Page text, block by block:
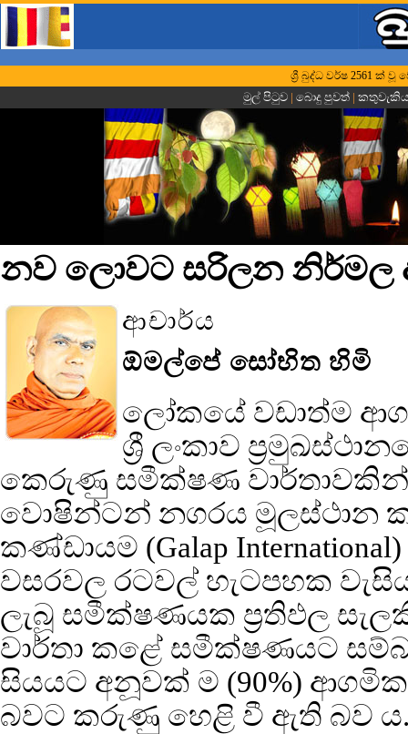
ශ්‍රී බුද්ධ වර්ෂ 2561 ක් වූ
මුල් පිටුව | බොදු පුවත්| කතුවැකිය
නව ලොවට සරිලන නිර්මල
ආචාර්ය
ඕමල්පේ සෝභිත හිමි
ලෝකයේ වඩාත්ම
ශ්‍රී ලංකාව
කෙරුණු සමීක්ෂණ වාර්තාවකින්
වොෂින්ටන් නගරය මූලස්ථාන
කණ්ඩායම (Galap International)
වසරවල රටවල් හැටපහක
ලැබූ සමීක්ෂණයක ප්‍රතිඵල
වාර්තා කළේ සමීක්ෂණයට
සියයට අනූවක් ම (90%)
බවට කරුණු හෙළි වී ඇති බව